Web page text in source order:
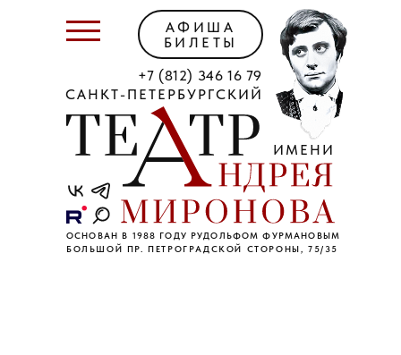
САНКТ-ПЕТЕРБУРГСКИЙ
ИМЕНИ
ОСНОВАН В 1988 ГОДУ РУДОЛЬФОМ ФУРМАНОВЫМ
+7 (812) 346 16 79
БОЛЬШОЙ ПР. ПЕТРОГРАДСКОЙ СТОРОНЫ, 75/35
АФИША
БИЛЕТЫ